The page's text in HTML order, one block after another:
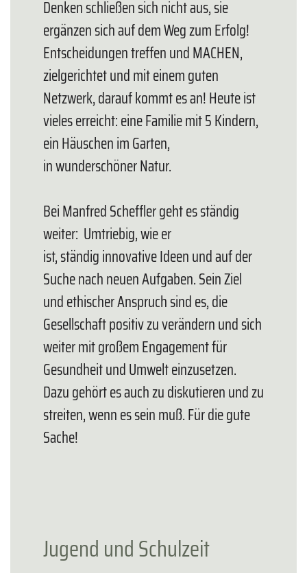
Denken schließen sich nicht aus, sie
ergänzen sich auf dem Weg zum Erfolg!
Entscheidungen treffen und MACHEN,
zielgerichtet und mit einem guten
Netzwerk, darauf kommt es an! Heute ist
vieles erreicht: eine Familie mit 5 Kindern,
ein Häuschen im Garten,
in wunderschöner Natur.
Bei Manfred Scheffler geht es ständig
weiter: Umtriebig, wie er
ist, ständig innovative Ideen und auf der
Suche nach neuen Aufgaben. Sein Ziel
und ethischer Anspruch sind es, die
Gesellschaft positiv zu verändern und sich
weiter mit großem Engagement für
Gesundheit und Umwelt einzusetzen.
Dazu gehört es auch zu diskutieren und zu
streiten, wenn es sein muß. Für die gute
Sache!
Jugend und Schulzeit